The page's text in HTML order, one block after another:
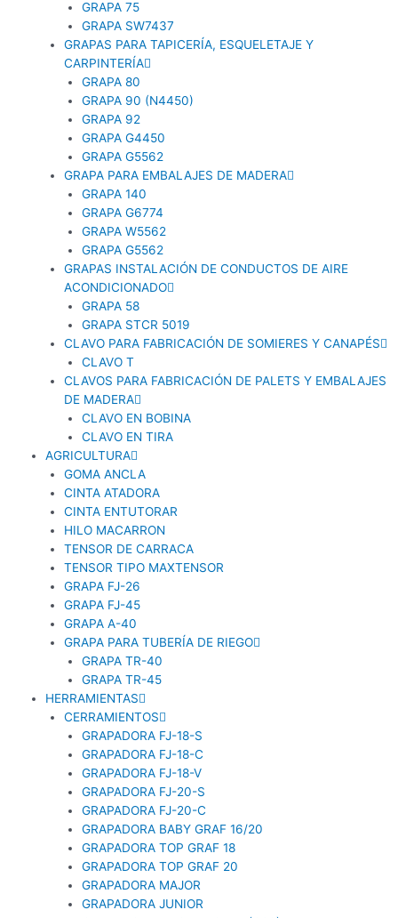
GRAPA 75
GRAPA SW7437
GRAPAS PARA TAPICERÍA, ESQUELETAJE Y
CARPINTERÍA
GRAPA 80
GRAPA 90 (N4450)
GRAPA 92
GRAPA G4450
GRAPA G5562
GRAPA PARA EMBALAJES DE MADERA
GRAPA 140
GRAPA G6774
GRAPA W5562
GRAPA G5562
GRAPAS INSTALACIÓN DE CONDUCTOS DE AIRE
ACONDICIONADO
GRAPA 58
GRAPA STCR 5019
CLAVO PARA FABRICACIÓN DE SOMIERES Y CANAPÉS
CLAVO T
CLAVOS PARA FABRICACIÓN DE PALETS Y EMBALAJES
DE MADERA
CLAVO EN BOBINA
CLAVO EN TIRA
AGRICULTURA
GOMA ANCLA
CINTA ATADORA
CINTA ENTUTORAR
HILO MACARRON
TENSOR DE CARRACA
TENSOR TIPO MAXTENSOR
GRAPA FJ-26
GRAPA FJ-45
GRAPA A-40
GRAPA PARA TUBERÍA DE RIEGO
GRAPA TR-40
GRAPA TR-45
HERRAMIENTAS
CERRAMIENTOS
GRAPADORA FJ-18-S
GRAPADORA FJ-18-C
GRAPADORA FJ-18-V
GRAPADORA FJ-20-S
GRAPADORA FJ-20-C
GRAPADORA BABY GRAF 16/20
GRAPADORA TOP GRAF 18
GRAPADORA TOP GRAF 20
GRAPADORA MAJOR
GRAPADORA JUNIOR